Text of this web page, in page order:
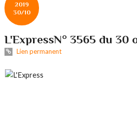
2019
30/10
L'ExpressN° 3565 du 30
Lien permanent